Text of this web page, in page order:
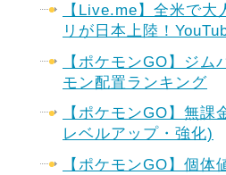
【Live.me】全米で
リが日本上陸！
【ポケモンGO】ジム
モン配置ランキング
【ポケモンGO】無課
レベルアップ・強化)
【ポケモンGO】個